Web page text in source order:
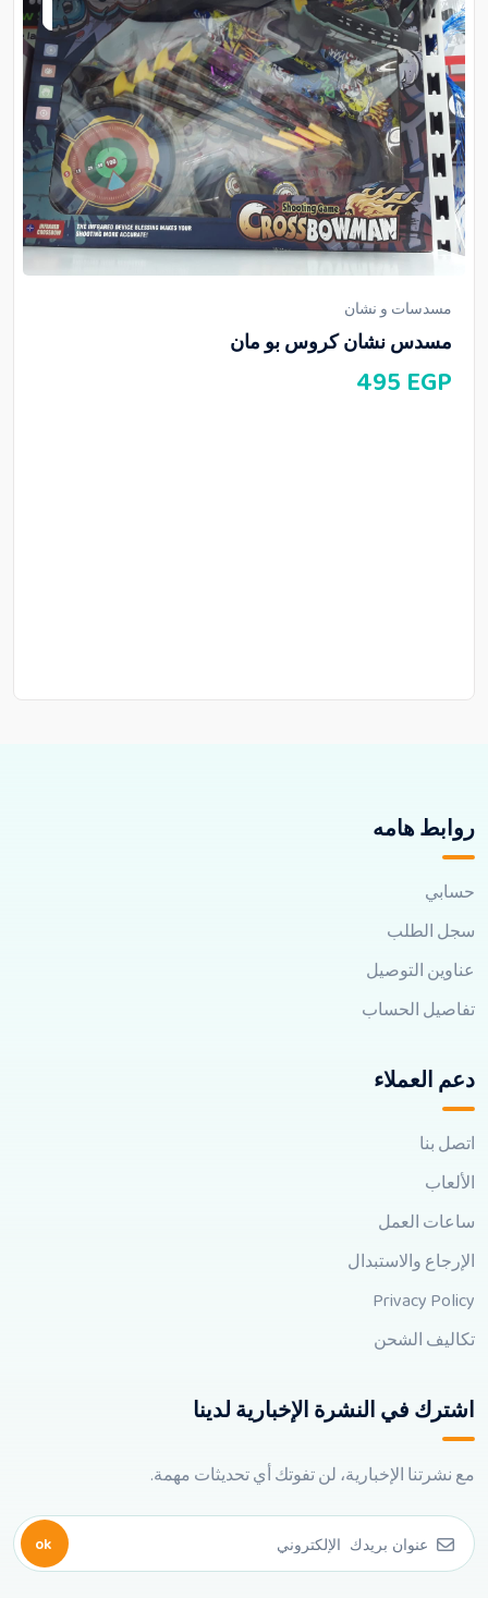
مسدسات و نشان
مسدس نشان كروس بو مان
495 EGP
روابط هامه
حسابي
سجل الطلب
عناوين التوصيل
تفاصيل الحساب
دعم العملاء
اتصل بنا
الألعاب
ساعات العمل
الإرجاع والاستبدال
Privacy Policy
تكاليف الشحن
اشترك في النشرة الإخبارية لدينا
مع نشرتنا الإخبارية، لن تفوتك أي تحديثات مهمة.
ok